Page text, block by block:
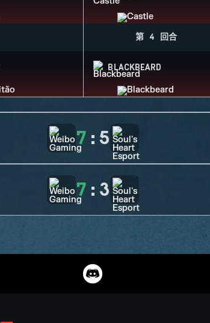
第 4 回合
BLACKBEARD
7 : 5
7 : 3